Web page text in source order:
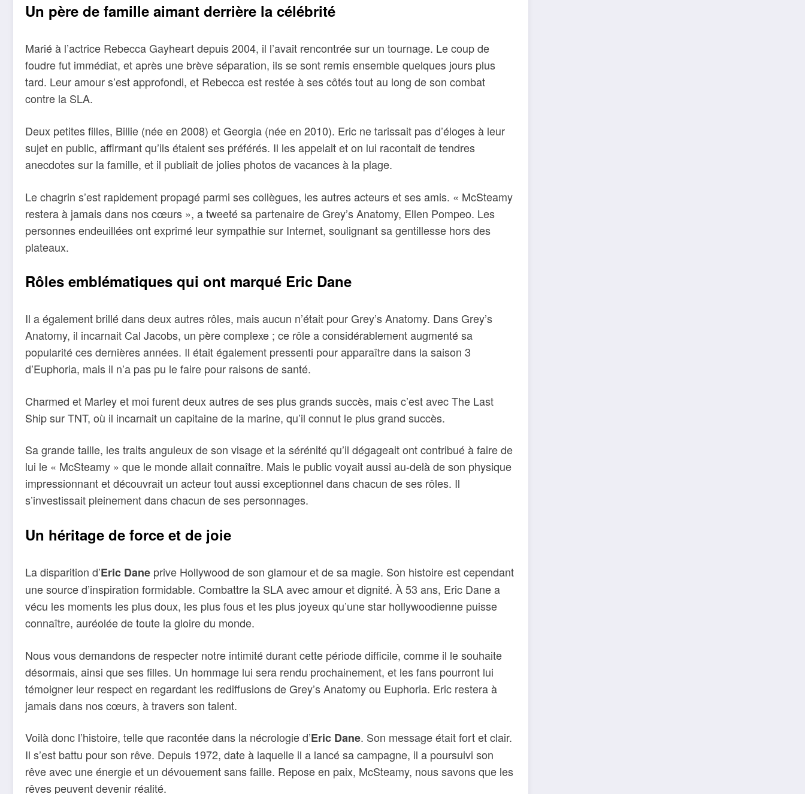
Un père de famille aimant derrière la célébrité
Marié à l’actrice Rebecca Gayheart depuis 2004, il l’avait rencontrée sur un tournage. Le coup de
foudre fut immédiat, et après une brève séparation, ils se sont remis ensemble quelques jours plus
tard. Leur amour s’est approfondi, et Rebecca est restée à ses côtés tout au long de son combat
contre la SLA.
Deux petites filles, Billie (née en 2008) et Georgia (née en 2010). Eric ne tarissait pas d’éloges à leur
sujet en public, affirmant qu’ils étaient ses préférés. Il les appelait et on lui racontait de tendres
anecdotes sur la famille, et il publiait de jolies photos de vacances à la plage.
Le chagrin s’est rapidement propagé parmi ses collègues, les autres acteurs et ses amis. « McSteamy
restera à jamais dans nos cœurs », a tweeté sa partenaire de Grey’s Anatomy, Ellen Pompeo. Les
personnes endeuillées ont exprimé leur sympathie sur Internet, soulignant sa gentillesse hors des
plateaux.
Rôles emblématiques qui ont marqué Eric Dane
Il a également brillé dans deux autres rôles, mais aucun n’était pour Grey’s Anatomy. Dans Grey’s
Anatomy, il incarnait Cal Jacobs, un père complexe ; ce rôle a considérablement augmenté sa
popularité ces dernières années. Il était également pressenti pour apparaître dans la saison 3
d’Euphoria, mais il n’a pas pu le faire pour raisons de santé.
Charmed et Marley et moi furent deux autres de ses plus grands succès, mais c’est avec The Last
Ship sur TNT, où il incarnait un capitaine de la marine, qu’il connut le plus grand succès.
Sa grande taille, les traits anguleux de son visage et la sérénité qu’il dégageait ont contribué à faire de
lui le « McSteamy » que le monde allait connaître. Mais le public voyait aussi au-delà de son physique
impressionnant et découvrait un acteur tout aussi exceptionnel dans chacun de ses rôles. Il
s’investissait pleinement dans chacun de ses personnages.
Un héritage de force et de joie
La disparition d’Eric Dane prive Hollywood de son glamour et de sa magie. Son histoire est cependant
une source d’inspiration formidable. Combattre la SLA avec amour et dignité. À 53 ans, Eric Dane a
vécu les moments les plus doux, les plus fous et les plus joyeux qu’une star hollywoodienne puisse
connaître, auréolée de toute la gloire du monde.
Nous vous demandons de respecter notre intimité durant cette période difficile, comme il le souhaite
désormais, ainsi que ses filles. Un hommage lui sera rendu prochainement, et les fans pourront lui
témoigner leur respect en regardant les rediffusions de Grey’s Anatomy ou Euphoria. Eric restera à
jamais dans nos cœurs, à travers son talent.
Voilà donc l’histoire, telle que racontée dans la nécrologie d’Eric Dane. Son message était fort et clair.
Il s’est battu pour son rêve. Depuis 1972, date à laquelle il a lancé sa campagne, il a poursuivi son
rêve avec une énergie et un dévouement sans faille. Repose en paix, McSteamy, nous savons que les
rêves peuvent devenir réalité.